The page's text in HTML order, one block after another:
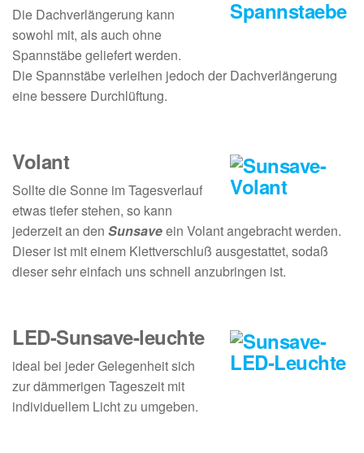
Die Dachverlängerung kann
sowohl mit, als auch ohne
Spannstäbe geliefert werden.
Die Spannstäbe verleihen jedoch der Dachverlängerung
eine bessere Durchlüftung.
Volant
Sollte die Sonne im Tagesverlauf
etwas tiefer stehen, so kann
jederzeit an den Sunsaveein Volant angebracht werden.
Dieser ist mit einem Klettverschluß ausgestattet, sodaß
dieser sehr einfach uns schnell anzubringen ist.
LED-Sunsave-leuchte
ideal bei jeder Gelegenheit sich
zur dämmerigen Tageszeit mit
individuellem Licht zu umgeben.